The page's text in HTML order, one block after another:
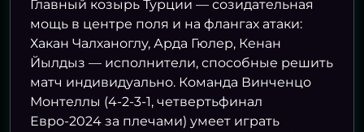
Главный козырь Турции — созидательная
мощь в центре поля и на флангах атаки:
Хакан Чалханоглу, Арда Гюлер, Кенан
Йылдыз — исполнители, способные решить
матч индивидуально. Команда Винченцо
Монтеллы (4-2-3-1, четвертьфинал
Евро-2024 за плечами) умеет играть